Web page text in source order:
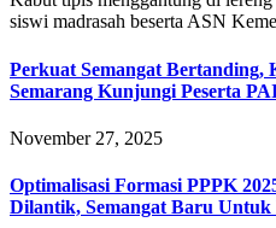
siswi madrasah beserta ASN
Perkuat Semangat Bertanding,
Semarang Kunjungi Peserta
November 27, 2025
Optimalisasi Formasi PPPK
Dilantik, Semangat Baru Untuk